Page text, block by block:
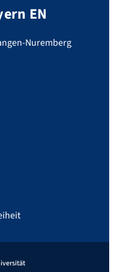
EN
Nuremberg